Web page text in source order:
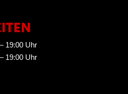
19:00 Uhr
19:00 Uhr